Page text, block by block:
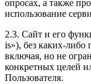
опросах, а также
использование
2.3. Сайт и его
is»), без каких-либо
включая, но не
конкретных целей
Пользователя.